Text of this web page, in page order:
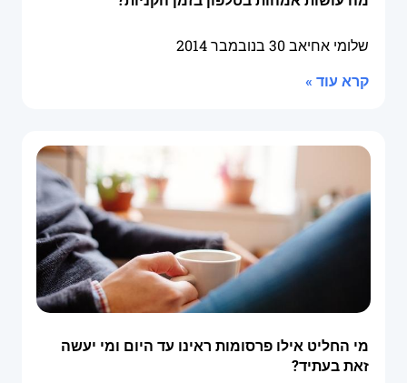
שלומי אחיאב30 בנובמבר 2014
קרא עוד »
מי החליט אילו פרסומות ראינו עד היום ומי יעשה
זאת בעתיד?